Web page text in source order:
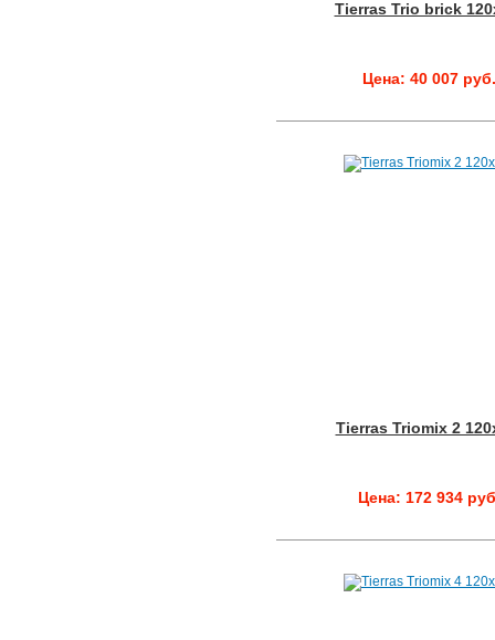
Tierras Trio brick
Цена: 40 007 руб.
Tierras Triomix 2
Цена: 172 934